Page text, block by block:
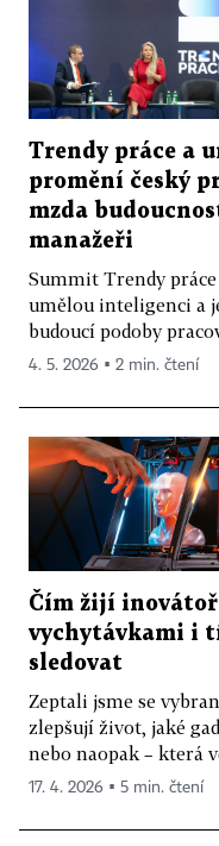
Trendy práce a
promění český
mzda
manažeři
Summit Trendy
umělou inteligenci a
budoucí podoby
4. 5. 2026 ▪ 2 min. čtení
Čím žijí
vychytávkami i
sledovat
Zeptali jsme se
zlepšují život, jaké
nebo naopak – která
17. 4. 2026 ▪ 5 min. čtení